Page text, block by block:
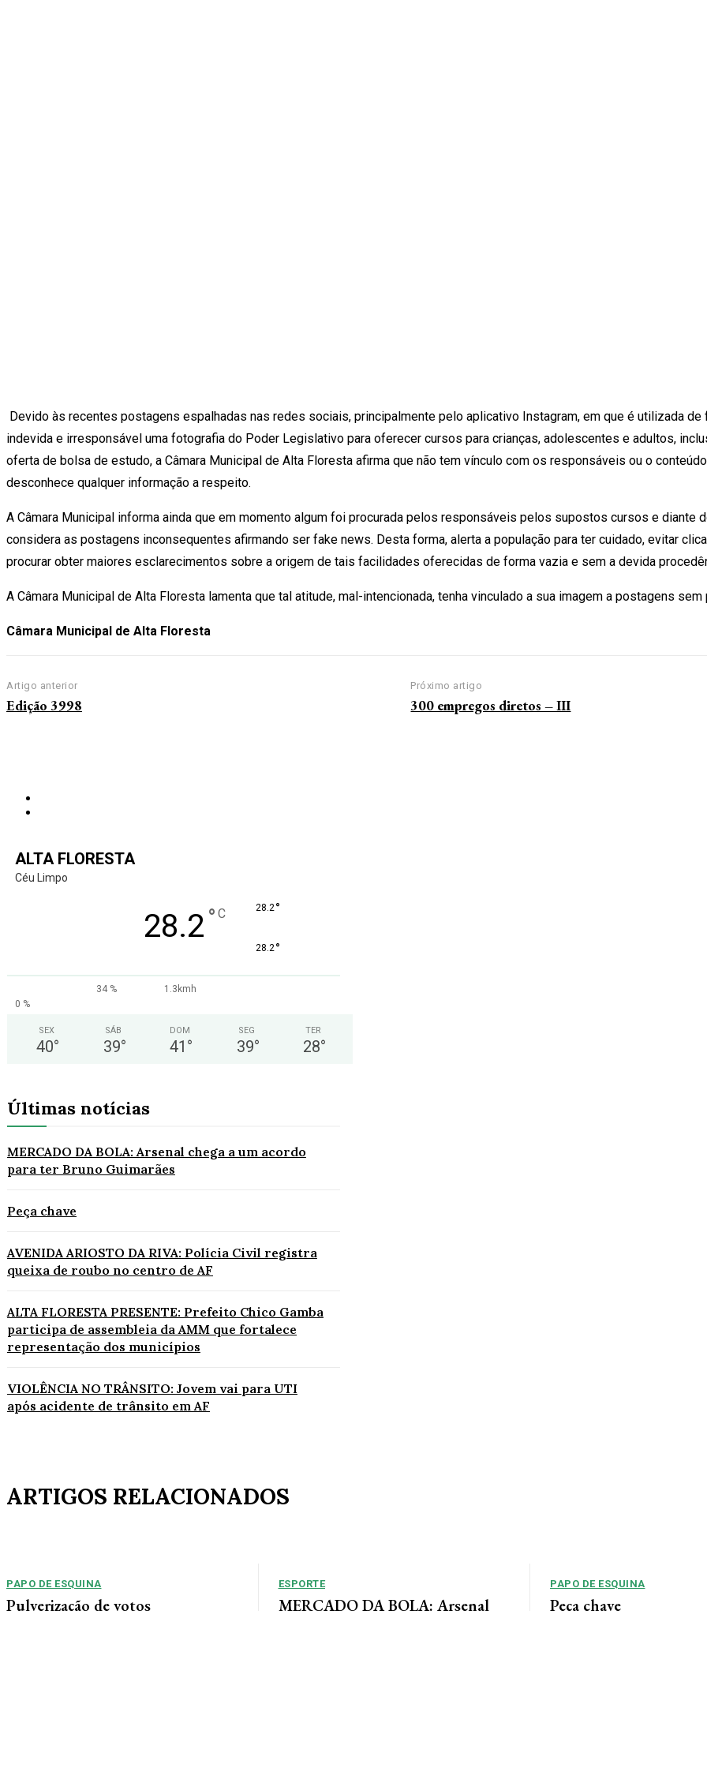
Devido às recentes postagens espalhadas nas redes sociais, principalmente pelo aplicativo Instagram, em que é utilizada de
indevida e irresponsável uma fotografia do Poder Legislativo para oferecer cursos para crianças, adolescentes e adultos,
oferta de bolsa de estudo, a Câmara Municipal de Alta Floresta afirma que não tem vínculo com os responsáveis ou o
desconhece qualquer informação a respeito.
A Câmara Municipal informa ainda que em momento algum foi procurada pelos responsáveis pelos supostos cursos e diante
considera as postagens inconsequentes afirmando ser fake news. Desta forma, alerta a população para ter cuidado, evitar
procurar obter maiores esclarecimentos sobre a origem de tais facilidades oferecidas de forma vazia e sem a devida
A Câmara Municipal de Alta Floresta lamenta que tal atitude, mal-intencionada, tenha vinculado a sua imagem a postagens sem
Câmara Municipal de Alta Floresta
Artigo anterior
Edição 3998
Próximo artigo
300 empregos diretos – III
ALTA FLORESTA
Céu Limpo
28.2 ° C 28.2°
28.2°
34 %
1.3kmh
0 %
SEX
40°
SÁB
39°
DOM
41 °
SEG
39°
TER
28°
Últimas notícias
MERCADO DA BOLA: Arsenal chega a um acordo
para ter Bruno Guimarães
Peça chave
AVENIDA ARIOSTO DA RIVA: Polícia Civil registra
queixa de roubo no centro de AF
ALTA FLORESTA PRESENTE: Prefeito Chico Gamba
participa de assembleia da AMM que fortalece
representação dos municípios
VIOLÊNCIA NO TRÂNSITO: Jovem vai para UTI
após acidente de trânsito em AF
ARTIGOS RELACIONADOS
PAPO DE ESQUINA
Pulverização de votos
ESPORTE
MERCADO DA BOLA: Arsenal
PAPO DE ESQUINA
Peça chave